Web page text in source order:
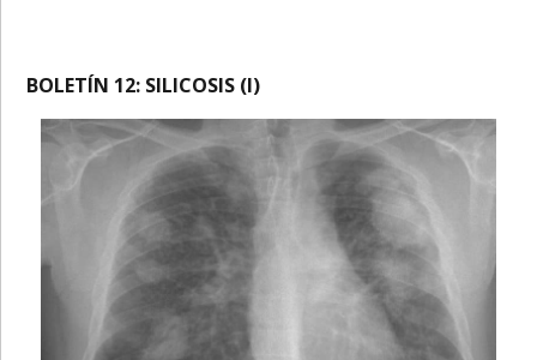
BOLETÍN 12: SILICOSIS (I)